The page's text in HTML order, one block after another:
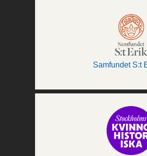
Samfundet S:t